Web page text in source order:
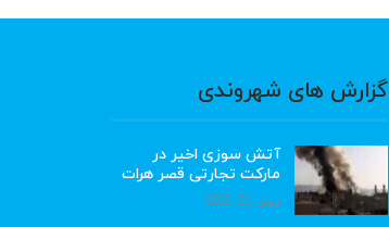
گزارش های شهروندی
آتش سوزی اخیر در
مارکت تجارتی قصر هرات
ژوئن 22, 2023